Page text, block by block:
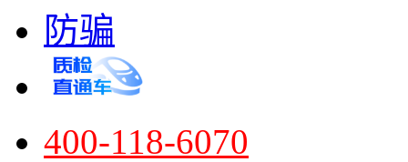
防骗
400-118-6070